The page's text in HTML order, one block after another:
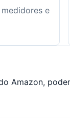
e
Amazon,